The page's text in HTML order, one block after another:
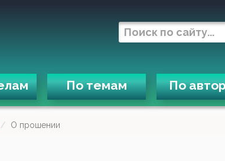
По темам По
О прошении